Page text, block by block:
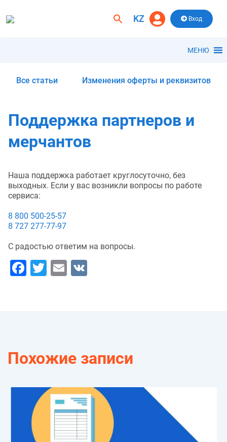
to
content
KZ
Search
Вход
МЕНЮ
Все статьи Изменения оферты и реквизитов
Поддержка партнеров и
мерчантов
Наша поддержка работает круглосуточно, без
выходных. Если у вас возникли вопросы по работе
сервиса:
8 800 500-25-57
8 727 277-77-97
С радостью ответим на вопросы.
Facebook
Twitter
Email
Похожие записи